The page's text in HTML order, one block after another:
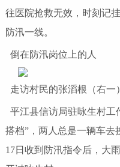
往医院抢救无效，时刻记
防汛一线。
倒在防汛岗位上的人
走访村民的张滔根（右一
平江县信访局驻咏生村工
搭档”，两人总是一辆车去
17日收到防汛指令后，大